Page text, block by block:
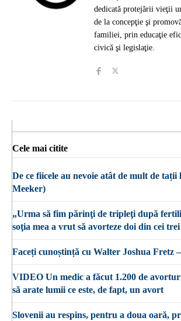
dedicată protejării vieţii
de la concepţie şi
familiei, prin educaţie
civică şi legislaţie.
Cele mai citite
De ce fiicele au nevoie atât de mult de
Meeker)
„Urma să fim părinţi de tripleţi după
soţia mea a vrut să avorteze doi din cei
Faceți cunoștință cu Walter Joshua Fretz
VIDEO Un medic a făcut 1.200 de
să arate lumii ce este, de fapt, un avort
Slovenii au respins, pentru a doua oară,